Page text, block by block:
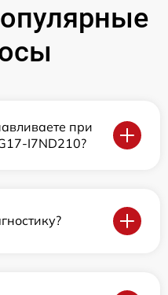
при
I7ND210?